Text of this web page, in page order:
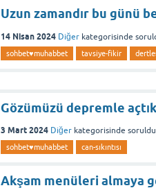
Uzun zamandır bu günü
14 Nisan 2024 Diğer kategorisinde
sohbet♥️muhabbet tavsiye-fikir
Gözümüzü depremle
3 Mart 2024 Diğer kategorisinde soruldu
sohbet♥️muhabbet can-sıkıntısı
Akşam menüleri almaya